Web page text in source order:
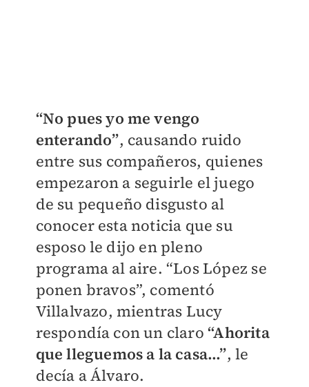
“No pues yo me vengo
enterando”, causando ruido
entre sus compañeros, quienes
empezaron a seguirle el juego
de su pequeño disgusto al
conocer esta noticia que su
esposo le dijo en pleno
programa al aire. “Los López se
ponen bravos”, comentó
Villalvazo, mientras Lucy
respondía con un claro“Ahorita
que lleguemos a la casa…”, le
decía a Álvaro.